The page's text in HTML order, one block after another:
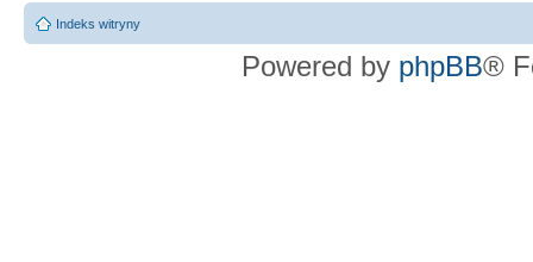
Indeks witryny
Powered by phpBB®